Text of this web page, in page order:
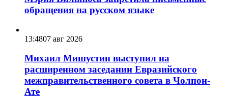
обращения на русском языке
13:4807 авг 2026
Михаил Мишустин выступил на
расширенном заседании Евразийского
межправительственного совета в Чолпон-
Ате